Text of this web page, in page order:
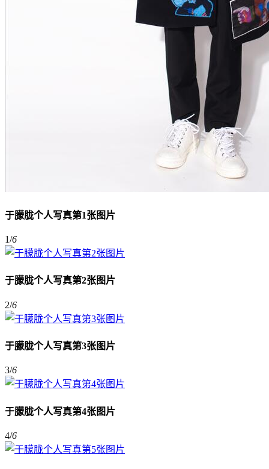
于朦胧个人写真第1张图片
1/6
于朦胧个人写真第2张图片
2/6
于朦胧个人写真第3张图片
3/6
于朦胧个人写真第4张图片
4/6